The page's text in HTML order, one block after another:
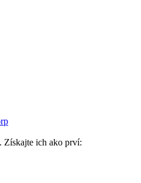
Získajte ich ako prví: